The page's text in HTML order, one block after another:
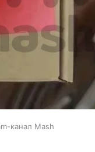
канал Mash